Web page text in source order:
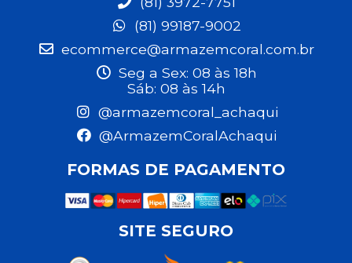
(81) 99187-9002
ecommerce@armazemcoral.com.br
Seg a Sex: 08 às 18h
Sáb: 08 às 14h
@armazemcoral_achaqui
@ArmazemCoralAchaqui
FORMAS DE PAGAMENTO
SITE SEGURO